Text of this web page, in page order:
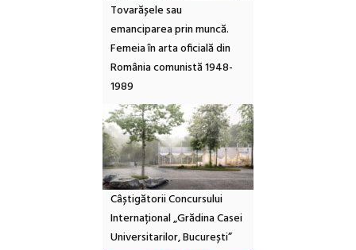
Tovarășele sau
emanciparea prin muncă.
Femeia în arta oficială din
România comunistă 1948-
1989
Câștigătorii Concursului
Internațional „Grădina Casei
Universitarilor, București”